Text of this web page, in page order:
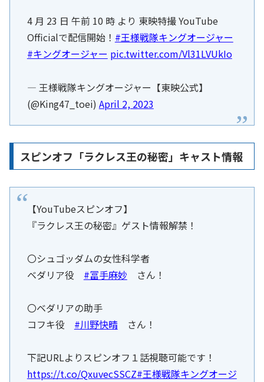
4 月 23 日 午前 10 時 より 東映特撮 YouTube
Officialで配信開始！ #王様戦隊キングオージャー
#キングオージャー pic.twitter.com/Vl31LVUkIo
— 王様戦隊キングオージャー【東映公式】
(@King47_toei) April 2, 2023
スピンオフ「ラクレス王の秘密」キャスト情報
【YouTubeスピンオフ】
『ラクレス王の秘密』ゲスト情報解禁！
〇シュゴッダムの女性科学者
ベダリア役 #冨手麻妙 さん！
〇ベダリアの助手
コフキ役 #川野快晴さん！
下記URLよりスピンオフ１話視聴可能です！
https://t.co/QxuvecSSCZ#王様戦隊キングオージ